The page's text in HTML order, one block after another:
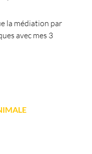
la médiation par
avec mes 3